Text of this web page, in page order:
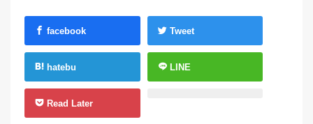
facebook Tweet
hatebu LINE
Read Later